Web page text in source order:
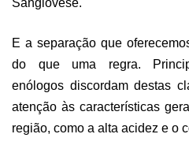
E a separação que
do que uma regra.
enólogos discordam destas
atenção às características
região, como a alta acidez e o